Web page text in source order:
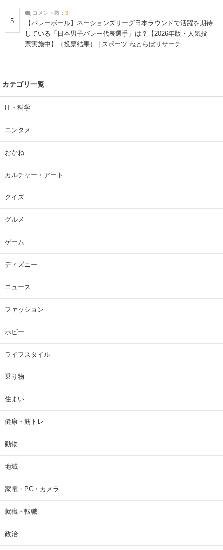
5
コメント数： 3
【バレーボール】ネーションズリーグ日本ラウンドで活躍を期待
している「日本男子バレー代表選手」は？【2026年版・人気投
票実施中】（投票結果） | スポーツ ねとらぼリサーチ
カテゴリ一覧
IT・科学
エンタメ
おかね
カルチャー・アート
クイズ
グルメ
ゲーム
ディズニー
ニュース
ファッション
ホビー
ライフスタイル
乗り物
住まい
健康・筋トレ
動物
地域
家電・PC・カメラ
就職・転職
政治